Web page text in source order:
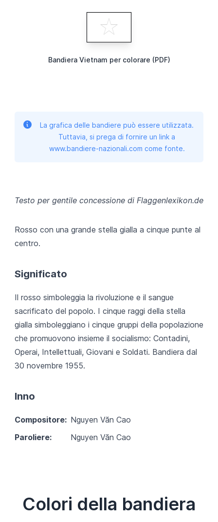
Bandiera Vietnam per colorare (PDF)
La grafica delle bandiere può essere utilizzata.
Tuttavia, si prega di fornire un link a
www.bandiere-nazionali.com come fonte.
Testo per gentile concessione di Flaggenlexikon.de
Rosso con una grande stella gialla a cinque punte al
centro.
Significato
Il rosso simboleggia la rivoluzione e il sangue
sacrificato del popolo. I cinque raggi della stella
gialla simboleggiano i cinque gruppi della popolazione
che promuovono insieme il socialismo: Contadini,
Operai, Intellettuali, Giovani e Soldati. Bandiera dal
30 novembre 1955.
Inno
Compositore: Nguyen Văn Cao
Paroliere:
Nguyen Văn Cao
Colori della bandiera